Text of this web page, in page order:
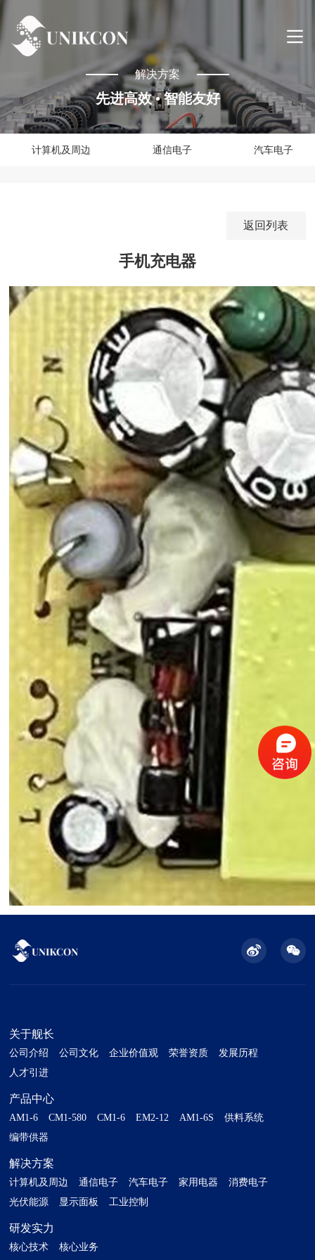
解决方案
先进高效 • 智能友好
计算机及周边 通信电子 汽车电子
手机充电器
返回列表
关于舰长
公司介绍 公司文化 企业价值观 荣誉资质
发展历程
人才引进
产品中心
AM1-6 CM1-580 CM1-6 EM2-12 AM1-6S
供料系统
编带供器
解决方案
计算机及周边 通信电子 汽车电子 家用电器
消费电子
光伏能源
显示面板 工业控制
研发实力
核心技术 核心业务